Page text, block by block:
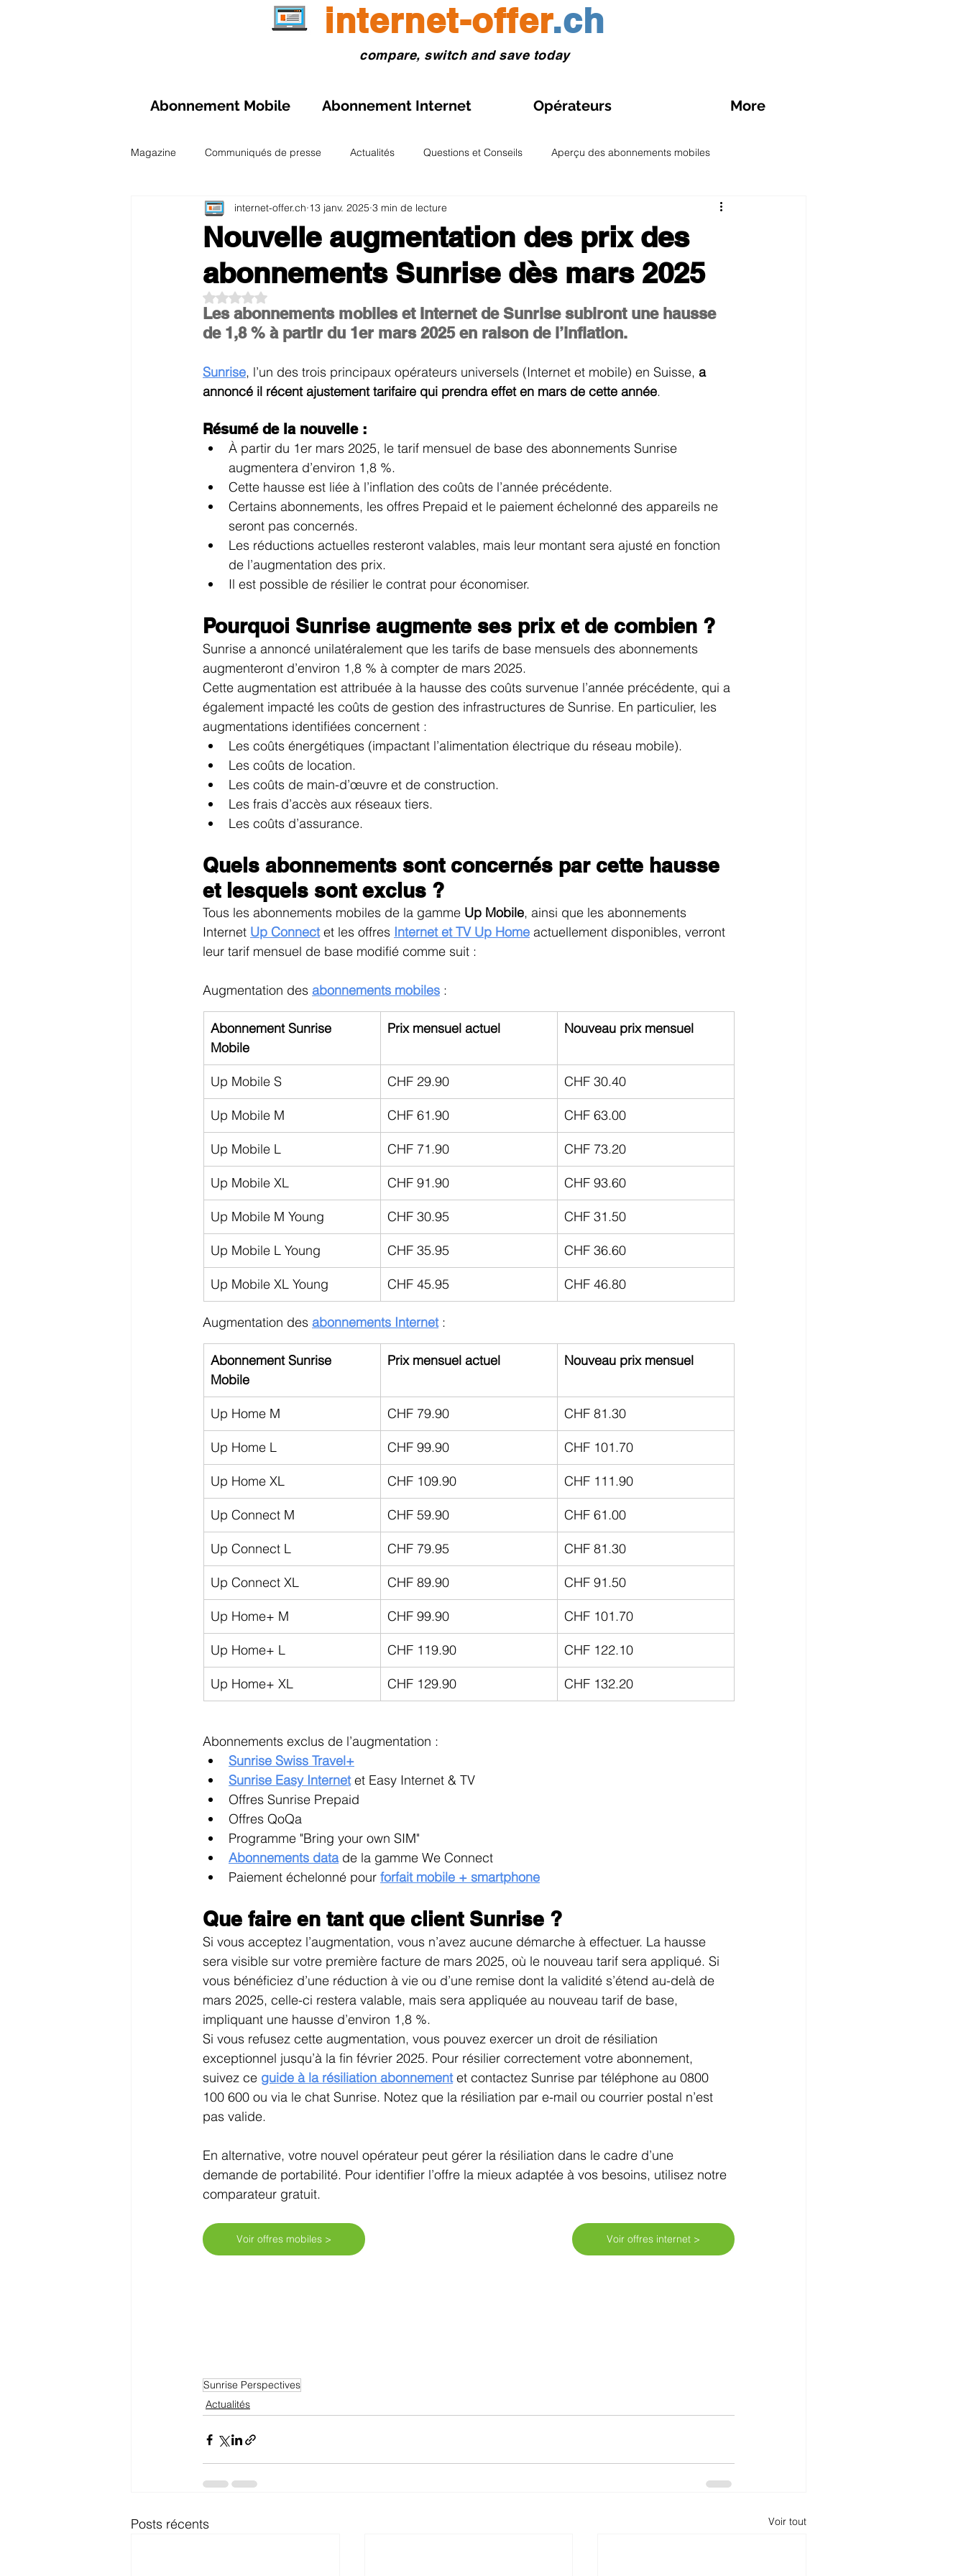
internet-offer.ch
compare, switch and save today
Abonnement Mobile Abonnement Internet Opérateurs More
Magazine Communiqués de presse Actualités Questions et Conseils Aperçu des abonnements mobiles
Aperçu des abonnements Internet Gestion des abonnements Aperçu des SIM prépayée
Comparaisons et Tests Observatoires et analyses Aperçu Fibre optique Suisse Abonnements mobiles en promotion
Abonnements Internet en promotion Cartes de la Suisse TV et Streaming
Nouvelle augmentation des prix des
abonnements Sunrise dès mars 2025
internet-offer.ch 13 janv. 2025 3 min de lecture
Noté NaN étoiles sur 5.
Les abonnements mobiles et Internet de Sunrise subiront une hausse
de 1,8 % à partir du 1er mars 2025 en raison de l’inflation.
Sunrise, l’un des trois principaux opérateurs universels (Internet et mobile) en Suisse, a
annoncé il récent ajustement tarifaire qui prendra effet en mars de cette année.
Résumé de la nouvelle :
À partir du 1er mars 2025, le tarif mensuel de base des abonnements Sunrise
augmentera d’environ 1,8 %.
Cette hausse est liée à l’inflation des coûts de l’année précédente.
Certains abonnements, les offres Prepaid et le paiement échelonné des appareils ne
seront pas concernés.
Les réductions actuelles resteront valables, mais leur montant sera ajusté en fonction
de l’augmentation des prix.
Il est possible de résilier le contrat pour économiser.
Pourquoi Sunrise augmente ses prix et de combien ?
Sunrise a annoncé unilatéralement que les tarifs de base mensuels des abonnements
augmenteront d’environ 1,8 % à compter de mars 2025.
Cette augmentation est attribuée à la hausse des coûts survenue l’année précédente, qui a
également impacté les coûts de gestion des infrastructures de Sunrise. En particulier, les
augmentations identifiées concernent :
Les coûts énergétiques (impactant l’alimentation électrique du réseau mobile).
Les coûts de location.
Les coûts de main-d’œuvre et de construction.
Les frais d’accès aux réseaux tiers.
Les coûts d’assurance.
Quels abonnements sont concernés par cette hausse
et lesquels sont exclus ?
Tous les abonnements mobiles de la gamme Up Mobile, ainsi que les abonnements
Internet Up Connect et les offres Internet et TV Up Home actuellement disponibles, verront
leur tarif mensuel de base modifié comme suit :
Augmentation des abonnements mobiles :
Abonnement Sunrise
Mobile
Prix mensuel actuel Nouveau prix mensuel
Up Mobile S CHF 29.90 CHF 30.40
Up Mobile M CHF 61.90 CHF 63.00
Up Mobile L CHF 71.90 CHF 73.20
Up Mobile XL CHF 91.90 CHF 93.60
Up Mobile M Young CHF 30.95 CHF 31.50
Up Mobile L Young CHF 35.95 CHF 36.60
Up Mobile XL Young CHF 45.95 CHF 46.80
Augmentation des abonnements Internet :
Abonnement Sunrise
Mobile
Prix mensuel actuel Nouveau prix mensuel
Up Home M CHF 79.90 CHF 81.30
Up Home L CHF 99.90 CHF 101.70
Up Home XL CHF 109.90 CHF 111.90
Up Connect M CHF 59.90 CHF 61.00
Up Connect L CHF 79.95 CHF 81.30
Up Connect XL CHF 89.90 CHF 91.50
Up Home+ M CHF 99.90 CHF 101.70
Up Home+ L CHF 119.90 CHF 122.10
Up Home+ XL CHF 129.90 CHF 132.20
Abonnements exclus de l’augmentation :
Sunrise Swiss Travel+
Sunrise Easy Internet et Easy Internet & TV
Offres Sunrise Prepaid
Offres QoQa
Programme "Bring your own SIM"
Abonnements data de la gamme We Connect
Paiement échelonné pour forfait mobile + smartphone
Que faire en tant que client Sunrise ?
Si vous acceptez l’augmentation, vous n’avez aucune démarche à effectuer. La hausse
sera visible sur votre première facture de mars 2025, où le nouveau tarif sera appliqué. Si
vous bénéficiez d’une réduction à vie ou d’une remise dont la validité s’étend au-delà de
mars 2025, celle-ci restera valable, mais sera appliquée au nouveau tarif de base,
impliquant une hausse d’environ 1,8 %.
Si vous refusez cette augmentation, vous pouvez exercer un droit de résiliation
exceptionnel jusqu’à la fin février 2025. Pour résilier correctement votre abonnement,
suivez ce guide à la résiliation abonnement et contactez Sunrise par téléphone au 0800
100 600 ou via le chat Sunrise. Notez que la résiliation par e-mail ou courrier postal n’est
pas valide.
En alternative, votre nouvel opérateur peut gérer la résiliation dans le cadre d’une
demande de portabilité. Pour identifier l’offre la mieux adaptée à vos besoins, utilisez notre
comparateur gratuit.
Voir offres mobiles > Voir offres internet >
Sunrise Perspectives
Actualités
Posts récents Voir tout